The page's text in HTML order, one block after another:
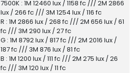
7500K : 1M 12460 lux / 1158 fc /// 2M 2866
lux / 266 fc /// 3M 1254 lux / 116 fc
R : 1M 2866 lux / 268 fc /// 2M 656 lux / 61
fc /// 3M 290 lux / 27 fc
G : 1M 8792 lux / 817 fc /// 2M 2016 lux /
187 fc /// 3M 876 lux / 81 fc
B : 1M 1200 lux / 111 fc /// 2M 275 lux / 26
fc /// 3M 120 lux / 11 fc